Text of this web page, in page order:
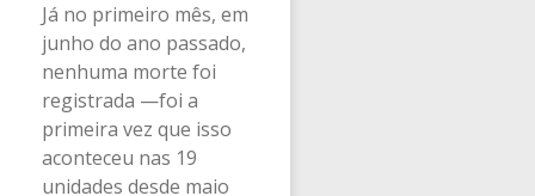
Já no primeiro mês, em
junho do ano passado,
nenhuma morte foi
registrada —foi a
primeira vez que isso
aconteceu nas 19
unidades desde maio